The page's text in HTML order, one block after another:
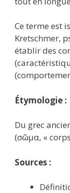
Ce terme est
Kretschmer,
établir des
Étymologie :
Du grec
(σῶμα, «
Sources :